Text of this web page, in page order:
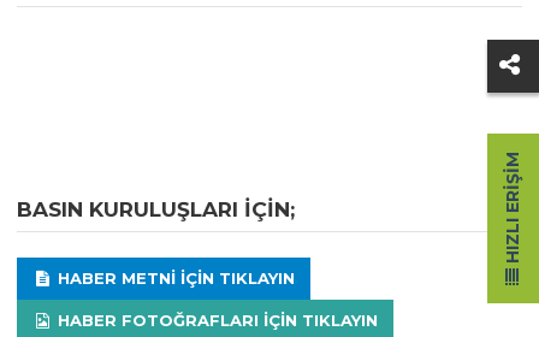
BASIN KURULUŞLARI IÇIN;
HABER METNI IÇIN TIKLAYIN
HABER FOTOĞRAFLARI IÇIN TIKLAYIN
HIZLI ERIŞIM